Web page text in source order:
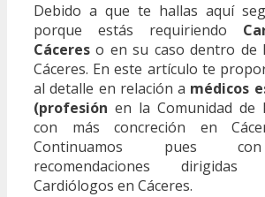
Debido a que te hallas aquí
porque estás requiriendo
Cáceres o en su caso dentro de
Cáceres. En este artículo te
al detalle en relación a médicos
(profesión en la Comunidad de
con más concreción en
Continuamos pues
recomendaciones
Cardiólogos en Cáceres.